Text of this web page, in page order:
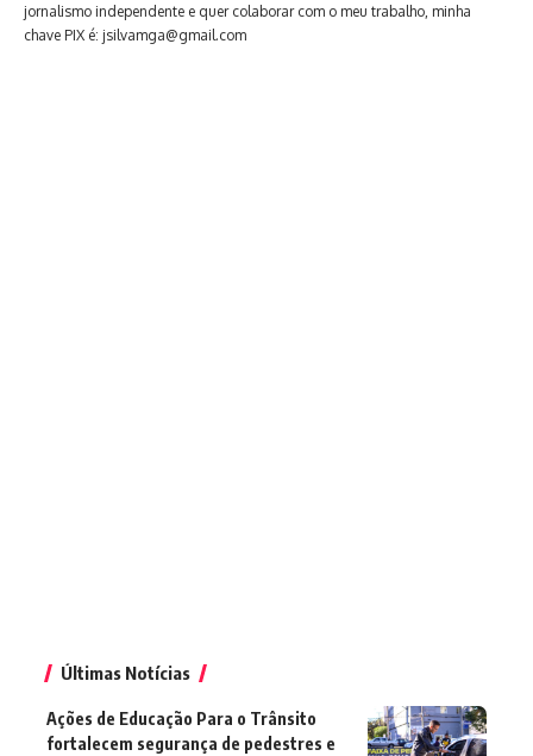
jornalismo independente e quer colaborar com o meu trabalho, minha
chave PIX é: jsilvamga@gmail.com
Últimas Notícias
Ações de Educação Para o Trânsito
fortalecem segurança de pedestres e